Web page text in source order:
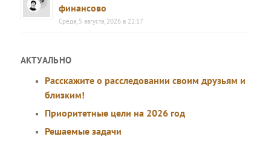
финансово
Среда, 5 августа, 2026 в 22:17
АКТУАЛЬНО
Расскажите о расследовании своим друзьям и
близким!
Приоритетные цели на 2026 год
Решаемые задачи